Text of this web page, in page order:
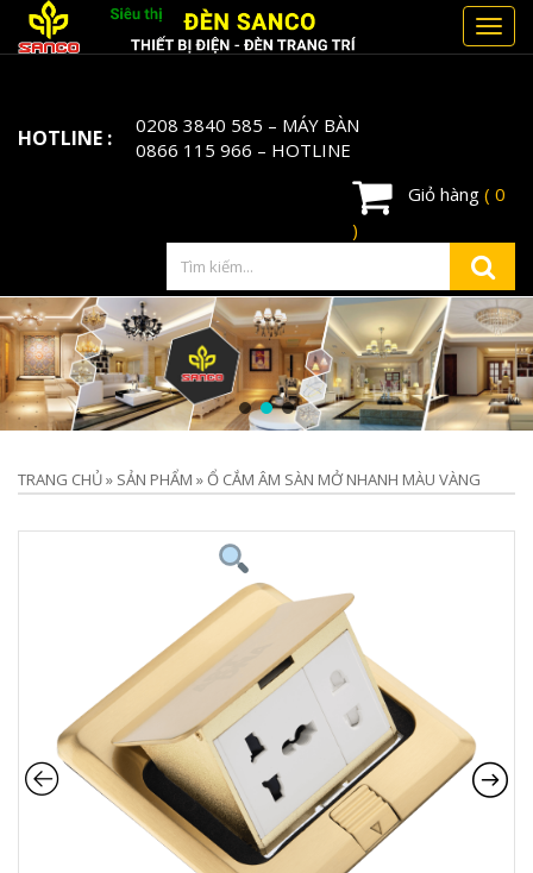
HOTLINE : 0208 3840 585 – MÁY BÀN
0866 115 966 – HOTLINE
Giỏ hàng ( 0
)
TRANG CHỦ» SẢN PHẨM »Ổ CẮM ÂM SÀN MỞ NHANH MÀU VÀNG